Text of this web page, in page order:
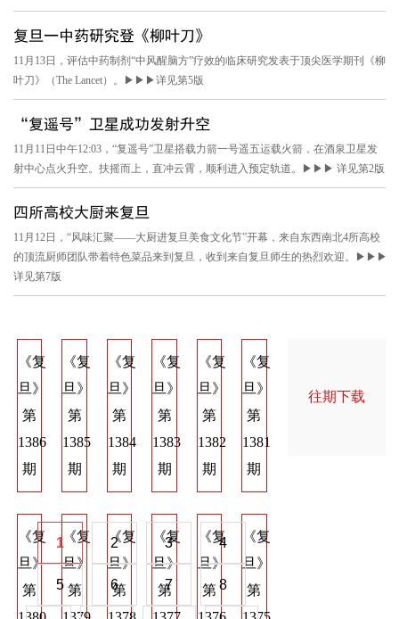
复旦一中药研究登《柳叶刀》
11月13日，评估中药制剂“中风醒脑方”疗效的临床研究发表于顶尖医学期刊《柳
叶刀》（The Lancet）。▶▶▶详见第5版
“复遥号”卫星成功发射升空
11月11日中午12:03，“复遥号”卫星搭载力箭一号遥五运载火箭，在酒泉卫星发
射中心点火升空。扶摇而上，直冲云霄，顺利进入预定轨道。▶▶▶ 详见第2版
四所高校大厨来复旦
11月12日，“风味汇聚——大厨进复旦美食文化节”开幕，来自东西南北4所高校
的顶流厨师团队带着特色菜品来到复旦，收到来自复旦师生的热烈欢迎。▶▶▶
详见第7版
《复
旦》
第
1386
期
《复
旦》
第
1385
期
《复
旦》
第
1384
期
《复
旦》
第
1383
期
《复
旦》
第
1382
期
《复
旦》
第
1381
期
《复
旦》
第
《复
旦》
第
《复
旦》
第
《复
旦》
第
《复
旦》
第
《复
旦》
第
旦》
1 2 3 4
5 6 7 8
往期下载